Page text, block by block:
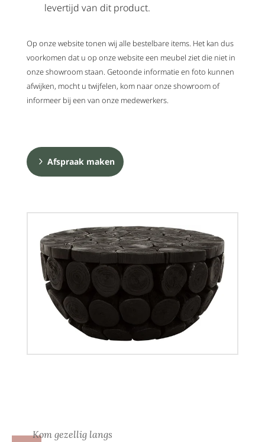
levertijd van dit product.
Op onze website tonen wij alle bestelbare items. Het kan dus
voorkomen dat u op onze website een meubel ziet die niet in
onze showroom staan. Getoonde informatie en foto kunnen
afwijken, mocht u twijfelen, kom naar onze showroom of
informeer bij een van onze medewerkers.
Afspraak maken
Kom gezellig langs